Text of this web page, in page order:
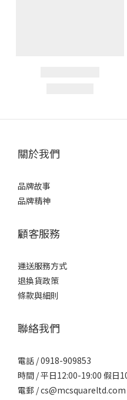
關於我們
品牌故事
品牌精神
顧客服務
運送服務方式
退換貨政策
條款與細則
聯絡我們
電話 / 0918-909853
時間 / 平日12:00-19:00 假日
電郵 / cs@mcsquareltd.com